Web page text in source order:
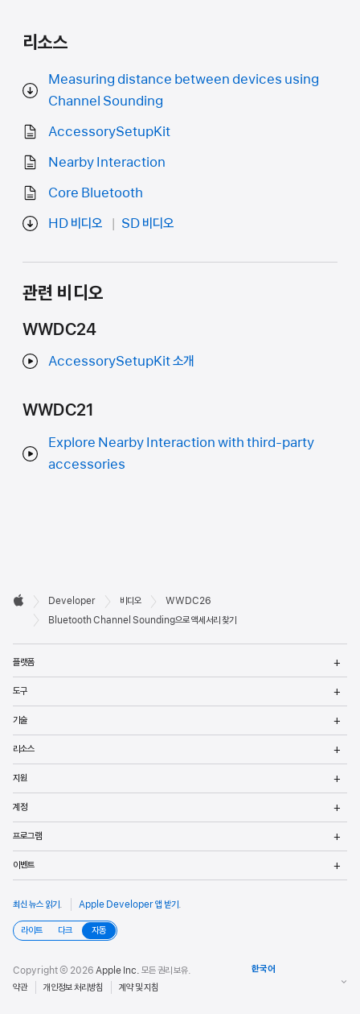
리소스
Measuring distance between devices using
Channel Sounding
AccessorySetupKit
Nearby Interaction
Core Bluetooth
HD 비디오
SD 비디오
관련 비디오
WWDC24
AccessorySetupKit 소개
WWDC21
Explore Nearby Interaction with third-party
accessories
Developer
바닥글

Apple
Developer 비디오
WWDC26
Bluetooth Channel Sounding으로 액세서리 찾기
플랫폼
도구
기술
리소스
지원
계정
프로그램
이벤트
최신 뉴스 읽기 . Apple Developer 앱 받기 .
라이트 다크 자동
Copyright © 2026 Apple Inc. 모든 권리 보유.
약관
개인정보 처리방침 계약 및 지침